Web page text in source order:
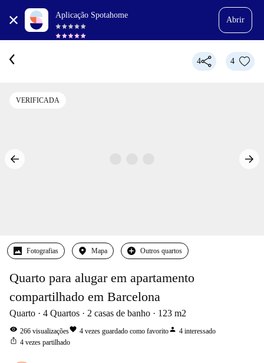
Aplicação Spotahome
Abrir
4 4
VERIFICADA
Fotografias Mapa Outros quartos
Quarto para alugar em apartamento
compartilhado em Barcelona
Quarto 4 Quartos 2 casas de banho 123 m2
visibility 266 visualizaçõesfavorite 4 vezes guardado como favoritoperson 4 interessado
ios_share 4 vezes partilhado